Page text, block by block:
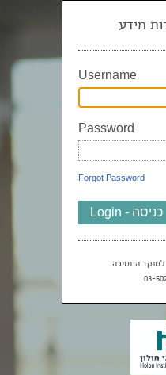
מידע
Username
Password
Forgot Password
למוקד התמיכה